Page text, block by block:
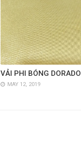
VẢI PHI BÓNG DORADO
MAY 12, 2019